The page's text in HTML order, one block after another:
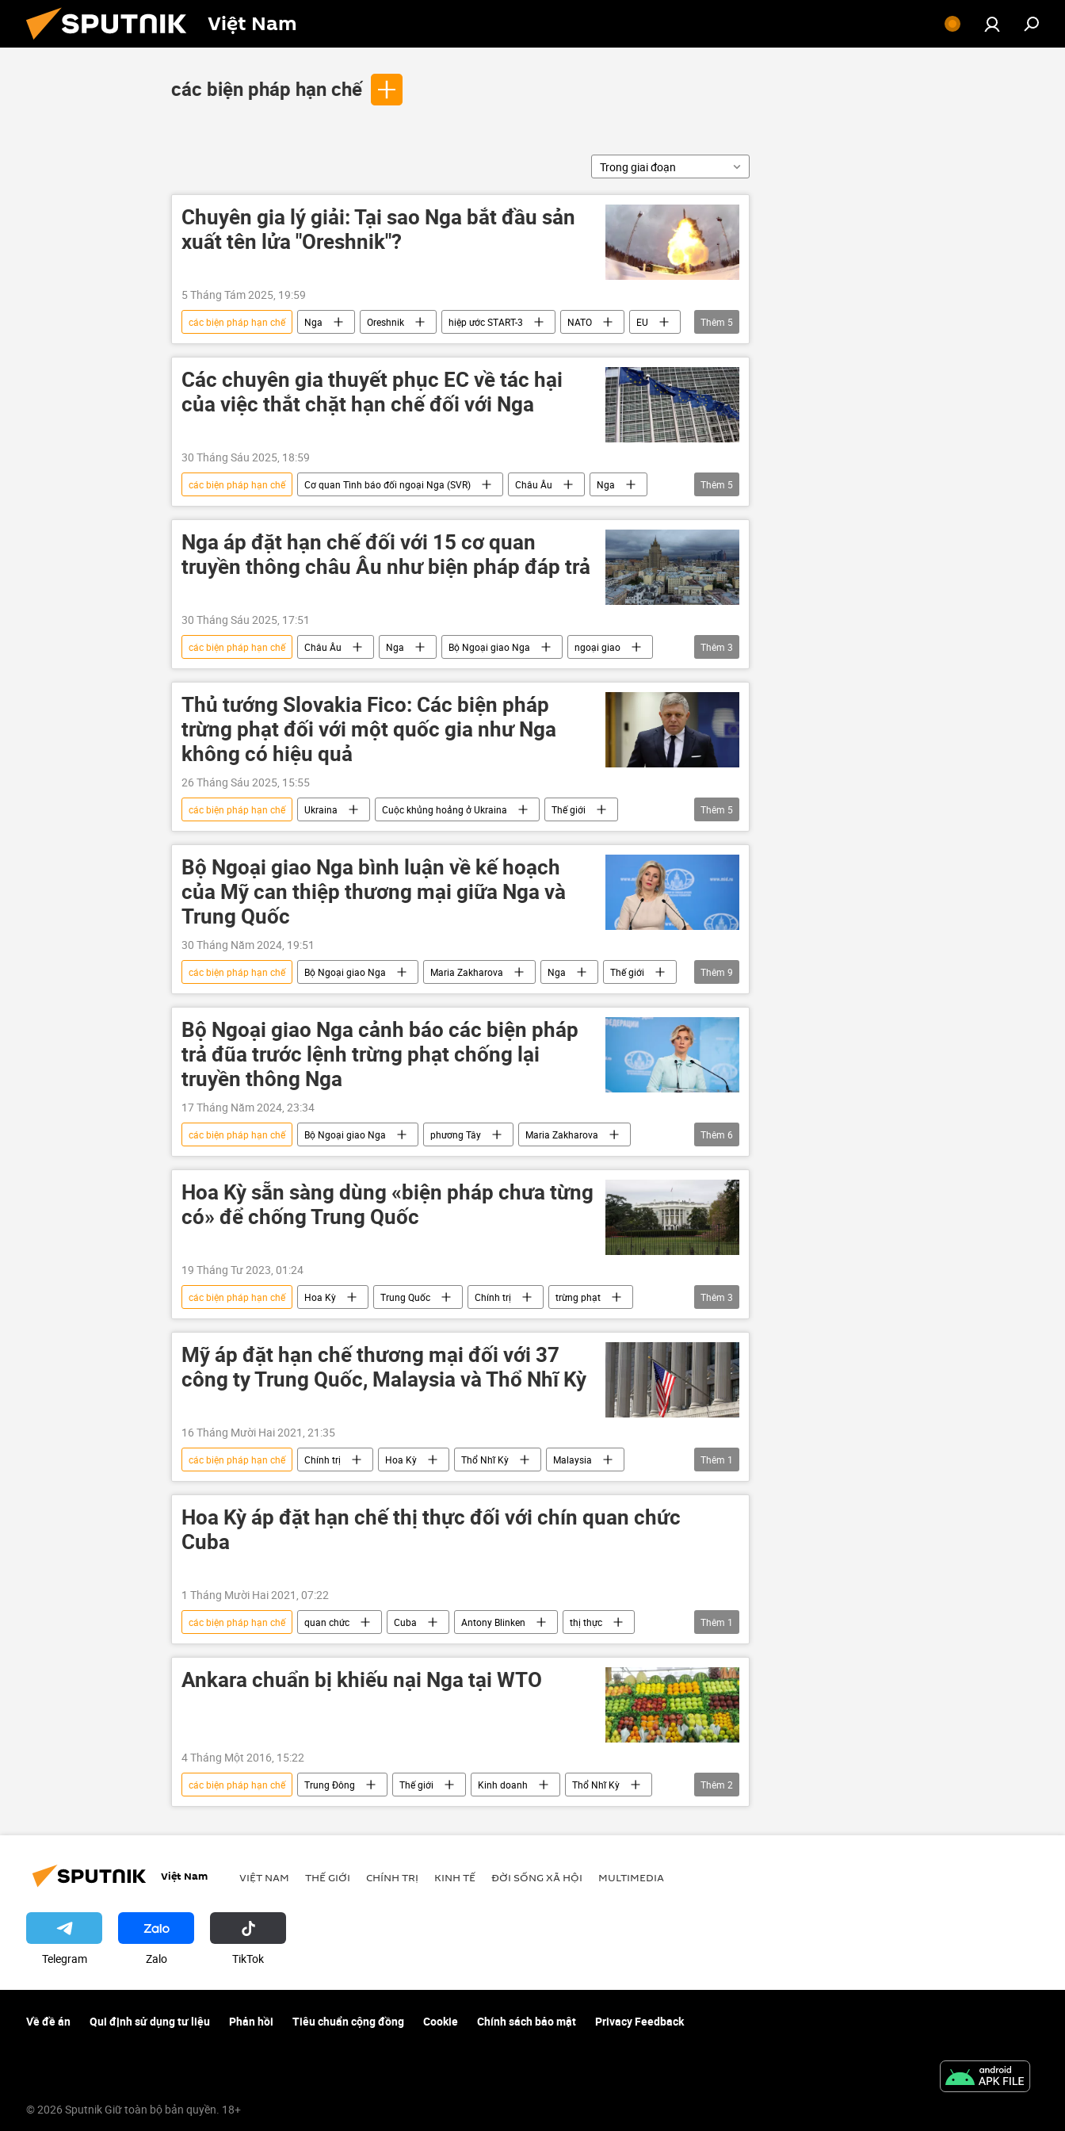
Việt Nam
các biện pháp hạn chế
Trong giai đoạn
Chuyên gia lý giải: Tại sao Nga bắt đầu sản
xuất tên lửa "Oreshnik"?
5 Tháng Tám 2025, 19:59
các biện pháp hạn chế Nga Oreshnik hiệp ước START-3 NATO
EU
Quan điểm-Ý kiến
Hiệp ước INF Igor Korotchenko
quốc phòng
vũ khí hạt nhân
Thêm 5
Các chuyên gia thuyết phục EC về tác hại
của việc thắt chặt hạn chế đối với Nga
30 Tháng Sáu 2025, 18:59
các biện pháp hạn chế Cơ quan Tình báo đối ngoại Nga (SVR) Châu Âu
Nga
Các biện pháp trừng phạt chống Nga
Thế giới Chính trị
chuyên gia
Kinh tế
Thêm 5
Nga áp đặt hạn chế đối với 15 cơ quan
truyền thông châu Âu như biện pháp đáp trả
30 Tháng Sáu 2025, 17:51
các biện pháp hạn chế Châu Âu Nga Bộ Ngoại giao Nga
ngoại giao
Thế giới
phương tiện truyền thông Các biện pháp trừng phạt chống Nga
Thêm 3
Thủ tướng Slovakia Fico: Các biện pháp
trừng phạt đối với một quốc gia như Nga
không có hiệu quả
26 Tháng Sáu 2025, 15:55
các biện pháp hạn chế Ukraina Cuộc khủng hoảng ở Ukraina
Thế giới
Chính trị
Slovakia Châu Âu Nga Các biện pháp trừng phạt chống Nga
Thêm 5
Bộ Ngoại giao Nga bình luận về kế hoạch
của Mỹ can thiệp thương mại giữa Nga và
Trung Quốc
30 Tháng Năm 2024, 19:51
các biện pháp hạn chế Bộ Ngoại giao Nga Maria Zakharova Nga
Thế giới
Chính trị
Hoa Kỳ Trung Quốc năng lượng dầu khí
Kinh tế
xung đột
thương mại chủ quyền
Thêm 9
Bộ Ngoại giao Nga cảnh báo các biện pháp
trả đũa trước lệnh trừng phạt chống lại
truyền thông Nga
17 Tháng Năm 2024, 23:34
các biện pháp hạn chế Bộ Ngoại giao Nga phương Tây
Maria Zakharova
Nga
Thế giới Chính trị EU chiến tranh thông tin
thông tin
xung đột
Thêm 6
Hoa Kỳ sẵn sàng dùng «biện pháp chưa từng
có» để chống Trung Quốc
19 Tháng Tư 2023, 01:24
các biện pháp hạn chế Hoa Kỳ Trung Quốc Chính trị
trừng phạt
TikTok
công nghệ đầu tư
Thêm 3
Mỹ áp đặt hạn chế thương mại đối với 37
công ty Trung Quốc, Malaysia và Thổ Nhĩ Kỳ
16 Tháng Mười Hai 2021, 21:35
các biện pháp hạn chế Chính trị Hoa Kỳ Thổ Nhĩ Kỳ
Malaysia
Bộ Thương mại Hoa Kỳ (DOC)
Thêm 1
Hoa Kỳ áp đặt hạn chế thị thực đối với chín quan chức
Cuba
1 Tháng Mười Hai 2021, 07:22
các biện pháp hạn chế quan chức Cuba Antony Blinken
thị thực
Bộ Ngoại giao Hoa Kỳ
Thêm 1
Ankara chuẩn bị khiếu nại Nga tại WTO
4 Tháng Một 2016, 15:22
các biện pháp hạn chế Trung Đông Thế giới Kinh doanh
Thổ Nhĩ Kỳ
Liên bang Nga
WTO
Thêm 2
Việt Nam VIỆT NAM THẾ GIỚI CHÍNH TRỊ KINH TẾ ĐỜI SỐNG XÃ HỘI MULTIMEDIA
Telegram Zalo ТikТоk
Về đề án Qui định sử dụng tư liệu Phản hồi Tiêu chuẩn cộng đồng Cookie Chính sách bảo mật Privacy Feedback
© 2026 Sputnik Giữ toàn bộ bản quyền. 18+